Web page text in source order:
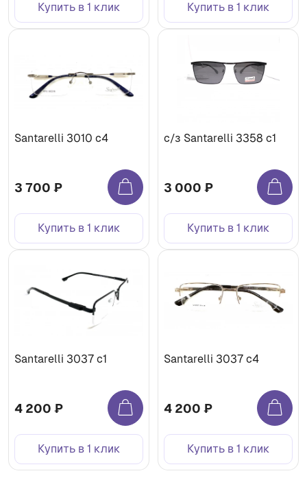
Купить в 1 клик Купить в 1 клик
Santarelli 3010 с4
3 700 ₽
Купить в 1 клик
с/з Santarelli 3358 c1
3 000 ₽
Купить в 1 клик
Santarelli 3037 c1
4 200 ₽
Купить в 1 клик
Santarelli 3037 c4
4 200 ₽
Купить в 1 клик